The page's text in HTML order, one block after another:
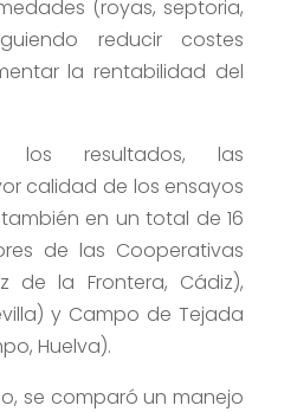
(royas, septoria,
reducir costes
la rentabilidad del
los resultados, las
calidad de los ensayos
en un total de 16
de las Cooperativas
de la Frontera, Cádiz),
y Campo de Tejada
Huelva).
se comparó un manejo